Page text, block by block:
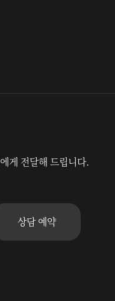
게 전달해 드립니다.
상담 예약